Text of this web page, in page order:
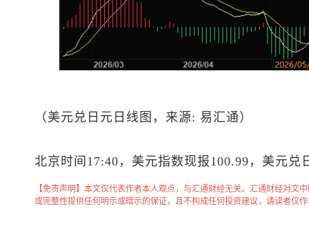
（ 美元兑日元 日线图，来源: 易汇通）
北京时间17:40， 美元指数现报100.99， 美元兑
【免责声明】本文仅代表作者本人观点，与汇通财经无关。汇通财经对文
或完整性提供任何明示或暗示的保证，且不构成任何投资建议，请读者仅